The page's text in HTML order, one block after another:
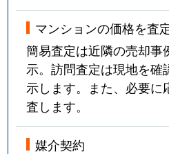
マンションの価格を査
簡易査定は近隣の売却事
示。訪問査定は現地を確
示します。また、必要に
査します。
媒介契約